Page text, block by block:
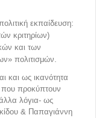
εκπαίδευση:
κριτηρίων)
και των
πολιτισμών.
και ως ικανότητα
που προκύπτουν
λόγια- ως
& Παπαγιάννη